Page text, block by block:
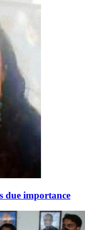
due importance